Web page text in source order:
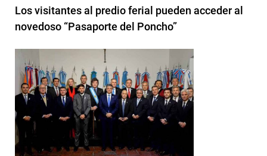
Los visitantes al predio ferial pueden acceder al
novedoso “Pasaporte del Poncho”